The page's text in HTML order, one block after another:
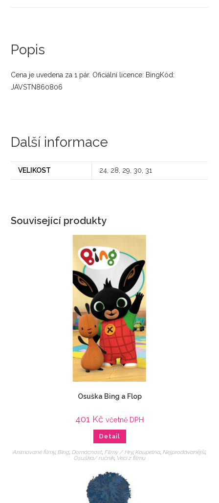
Popis
Cena je uvedena za 1 pár. Oficiální licence: BingKód:
JAVSTN860806
Další informace
VELIKOST 24, 28, 29, 30, 31
Související produkty
Osuška Bing a Flop
401 Kč včetně DPH
Detail
Animované filmy, Bing, Domácnost, Filmy / Hry, Koupelna, Nejprodávanější,
Osuška/ ručník, Veci z filmu